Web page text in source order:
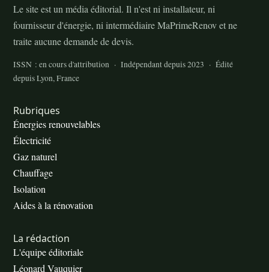
Le site est un média éditorial. Il n'est ni installateur, ni
fournisseur d'énergie, ni intermédiaire MaPrimeRenov et ne
traite aucune demande de devis.
ISSN : en cours d'attribution · Indépendant depuis 2023 · Édité
depuis Lyon, France
Rubriques
Énergies renouvelables
Électricité
Gaz naturel
Chauffage
Isolation
Aides à la rénovation
La rédaction
L'équipe éditoriale
Léonard Vauquier